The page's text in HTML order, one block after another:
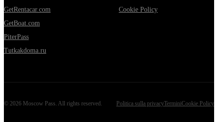
GetRentacar.com
GetBoat.com
PiterPass
Tutkakdoma.ru
Cookie Policy
© 2026 Moscow Pass. All rights reserved. Politica sulla privacyTerminiCookie Policy